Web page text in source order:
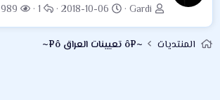
ب
ا
د
Gardi
ت
ا
ر
2018-10-06
ا
ل
1
ا
ل
989
المنتديات ~¤ô تعيينات العراق ô¤~